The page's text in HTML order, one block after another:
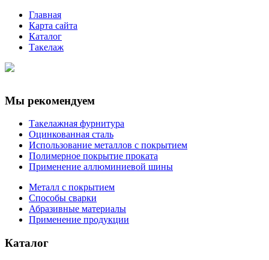
Главная
Карта сайта
Каталог
Такелаж
Мы рекомендуем
Такелажная фурнитура
Оцинкованная сталь
Использование металлов с покрытием
Полимерное покрытие проката
Применение аллюминиевой шины
Металл с покрытием
Способы сварки
Абразивные материалы
Применение продукции
Каталог